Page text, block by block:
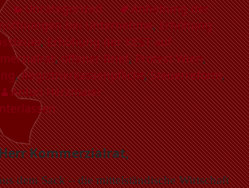
Uncategorized
Anhebung der
bei Unternehme,Erhöhung
,Erhöhung der KEST auf
,offener Brief,Protest Wien,
,Registrierkassenpflicht,Steuerreform,
Anton Herzmaier
Kommerzialrat,
dem Sack – die mittelständische Wirtschaft